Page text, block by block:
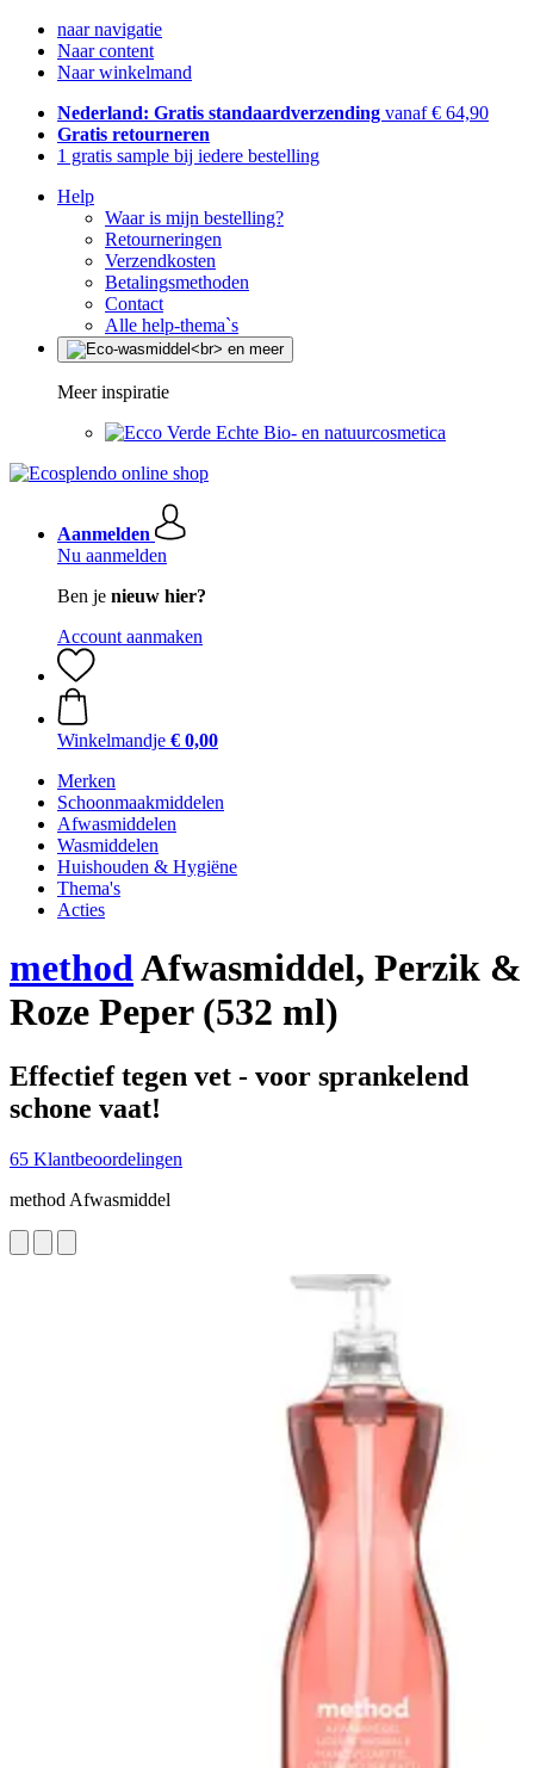
naar navigatie
Naar content
Naar winkelmand
Nederland: Gratis standaardverzending vanaf € 64,90
Gratis retourneren
1 gratis sample bij iedere bestelling
Help
Waar is mijn bestelling?
Retourneringen
Verzendkosten
Betalingsmethoden
Contact
Alle help-thema`s
Meer inspiratie
Echte Bio- en natuurcosmetica
Aanmelden
Nu aanmelden
Ben je nieuw hier?
Account aanmaken
Winkelmandje € 0,00
Merken
Schoonmaakmiddelen
Afwasmiddelen
Wasmiddelen
Huishouden & Hygiëne
Thema's
Acties
methodAfwasmiddel, Perzik &
Roze Peper (532 ml)
Effectief tegen vet - voor sprankelend
schone vaat!
65 Klantbeoordelingen
method Afwasmiddel